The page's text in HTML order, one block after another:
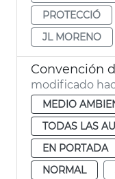
PROTECCIÓ
JL MORENO
Convención
modificado
MEDIO
TODAS LAS
EN PORTADA
NORMAL